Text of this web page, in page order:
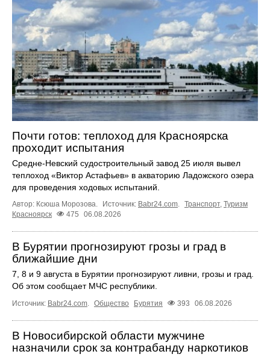
Почти готов: теплоход для Красноярска
проходит испытания
Средне-Невский судостроительный завод 25 июля вывел
теплоход «Виктор Астафьев» в акваторию Ладожского озера
для проведения ходовых испытаний.
Автор: Ксюша Морозова. Источник: Babr24.com Транспорт, Туризм
Красноярск
475 06.08.2026
В Бурятии прогнозируют грозы и град в
ближайшие дни
7, 8 и 9 августа в Бурятии прогнозируют ливни, грозы и град.
Об этом сообщает МЧС республики.
Источник: Babr24.com. Общество Бурятия 393 06.08.2026
В Новосибирской области мужчине
назначили срок за контрабанду наркотиков